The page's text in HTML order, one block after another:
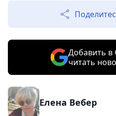
Добавить в
читать
Елена Вебер